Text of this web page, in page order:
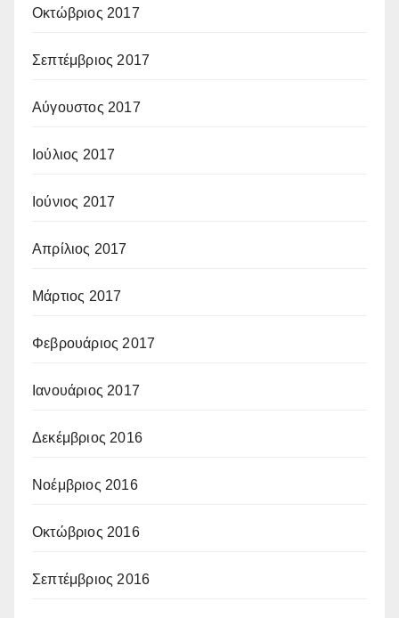
Οκτώβριος 2017
Σεπτέμβριος 2017
Αύγουστος 2017
Ιούλιος 2017
Ιούνιος 2017
Απρίλιος 2017
Μάρτιος 2017
Φεβρουάριος 2017
Ιανουάριος 2017
Δεκέμβριος 2016
Νοέμβριος 2016
Οκτώβριος 2016
Σεπτέμβριος 2016